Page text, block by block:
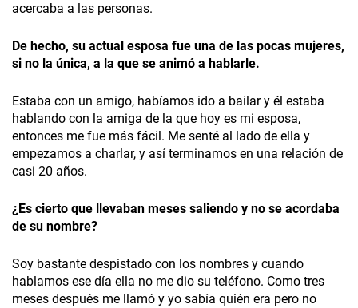
acercaba a las personas.
De hecho, su actual esposa fue una de las pocas mujeres,
si no la única, a la que se animó a hablarle.
Estaba con un amigo, habíamos ido a bailar y él estaba
hablando con la amiga de la que hoy es mi esposa,
entonces me fue más fácil. Me senté al lado de ella y
empezamos a charlar, y así terminamos en una relación de
casi 20 años.
¿Es cierto que llevaban meses saliendo y no se acordaba
de su nombre?
Soy bastante despistado con los nombres y cuando
hablamos ese día ella no me dio su teléfono. Como tres
meses después me llamó y yo sabía quién era pero no